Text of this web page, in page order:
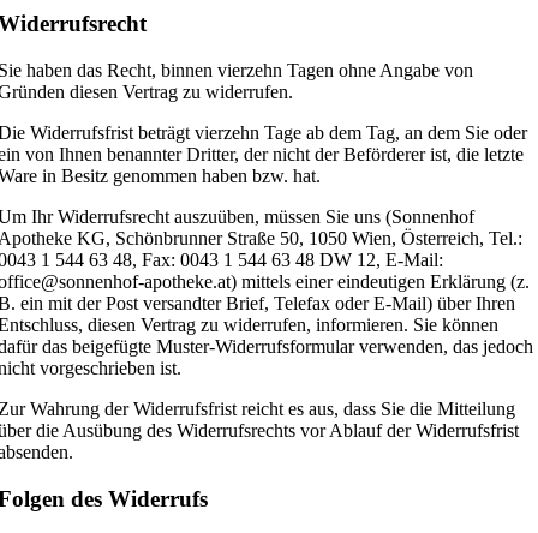
haben das Recht, binnen vierzehn Tagen ohne Angabe von
diesen Vertrag zu widerrufen.
Widerrufsfrist beträgt vierzehn Tage ab dem Tag, an dem Sie oder
von Ihnen benannter Dritter, der nicht der Beförderer ist, die letzte
in Besitz genommen haben bzw. hat.
Ihr Widerrufsrecht auszuüben, müssen Sie uns (Sonnenhof
KG, Schönbrunner Straße 50, 1050 Wien, Österreich, Tel.:
1 544 63 48, Fax: 0043 1 544 63 48 DW 12, E-Mail:
apotheke.at) mittels einer eindeutigen Erklärung (z.
ein mit der Post versandter Brief, Telefax oder E-Mail) über Ihren
diesen Vertrag zu widerrufen, informieren. Sie können
das beigefügte Muster-Widerrufsformular verwenden, das jedoch
vorgeschrieben ist.
Wahrung der Widerrufsfrist reicht es aus, dass Sie die Mitteilung
die Ausübung des Widerrufsrechts vor Ablauf der Widerrufsfrist
des Widerrufs